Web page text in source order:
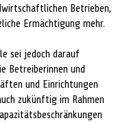
Betrieben,
Ermächtigung mehr.
sei jedoch darauf
Betreiberinnen und
und Einrichtungen
zukünftig im Rahmen